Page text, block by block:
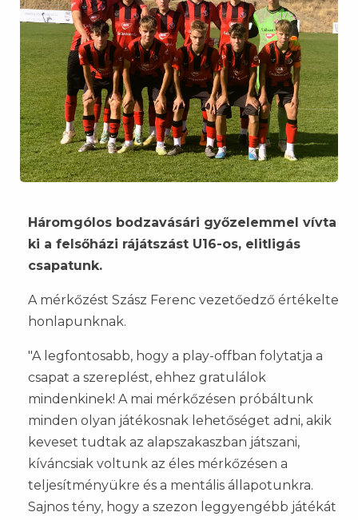
Háromgólos bodzavásári győzelemmel vívta
ki a felsőházi rájátszást U16-os, elitligás
csapatunk.
A mérkőzést Szász Ferenc vezetőedző értékelte
honlapunknak.
"A legfontosabb, hogy a play-offban folytatja a
csapat a szereplést, ehhez gratulálok
mindenkinek! A mai mérkőzésen próbáltunk
minden olyan játékosnak lehetőséget adni, akik
keveset tudtak az alapszakaszban játszani,
kíváncsiak voltunk az éles mérkőzésen a
teljesítményükre és a mentális állapotunkra.
Sajnos tény, hogy a szezon leggyengébb játékát